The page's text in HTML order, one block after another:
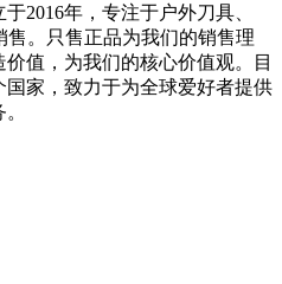
2016年，专注于户外刀具、
。只售正品为我们的销售理
值，为我们的核心价值观。目
家，致力于为全球爱好者提供